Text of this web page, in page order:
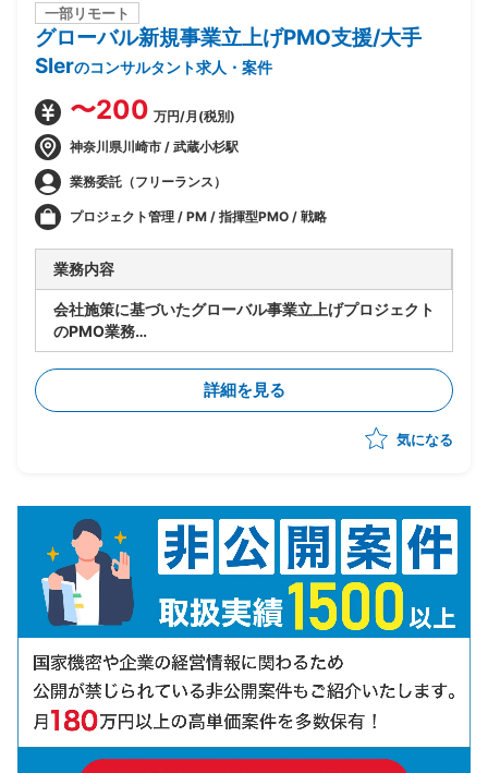
一部リモート
グローバル新規事業立上げPMO支援/大手
SIerのコンサルタント求人・案件
〜200 万円/月(税別)
神奈川県川崎市 / 武蔵小杉駅
業務委託（フリーランス）
プロジェクト管理 / PM / 指揮型PMO / 戦略
業務内容
会社施策に基づいたグローバル事業立上げプロジェクト
のPMO業務
・実行フェーズの推進
・英語圏出身のPMのもと進捗管理、アイデアのとりま
・各ステークホルダとの英語によるコミュニケーション
詳細を見る
気になる